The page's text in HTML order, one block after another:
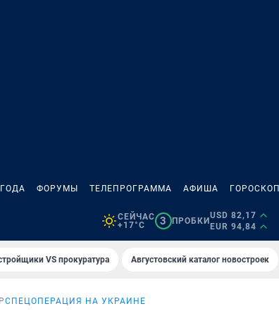
ФОРУМЫ ТЕЛЕПРОГРАММА АФИША ГОРОСКОП
СЕЙЧАС
+17°C
3 ПРОБКИ
USD 82,17
EUR 94,84
VS прокуратура Августовский каталог новостроек
СПЕЦОПЕРАЦИЯ НА УКРАИНЕ